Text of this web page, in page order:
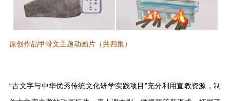
原创作品甲骨文主题动画片（共四集）
“古文字与中华优秀传统文化研学实践项目”充分利用宣教资源，制